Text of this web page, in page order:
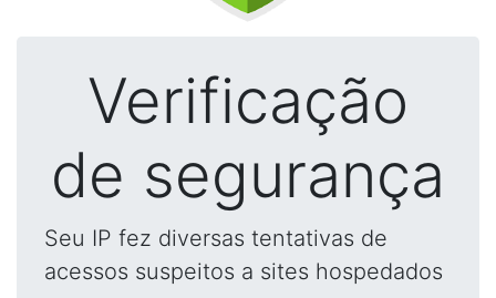
Verificação
de segurança
Seu IP fez diversas tentativas de
acessos suspeitos a sites hospedados